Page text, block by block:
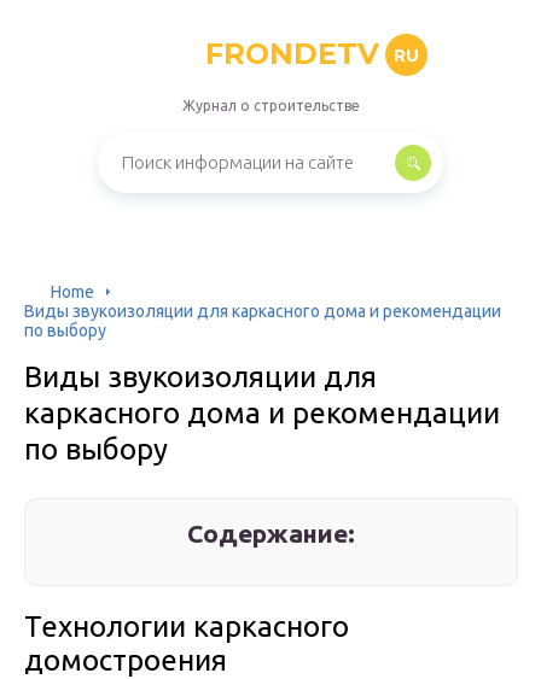
FRONDETV RU
Журнал о строительстве
Home
Виды звукоизоляции для каркасного дома и рекомендации
по выбору
Виды звукоизоляции для
каркасного дома и рекомендации
по выбору
Содержание:
Технологии каркасного
домостроения